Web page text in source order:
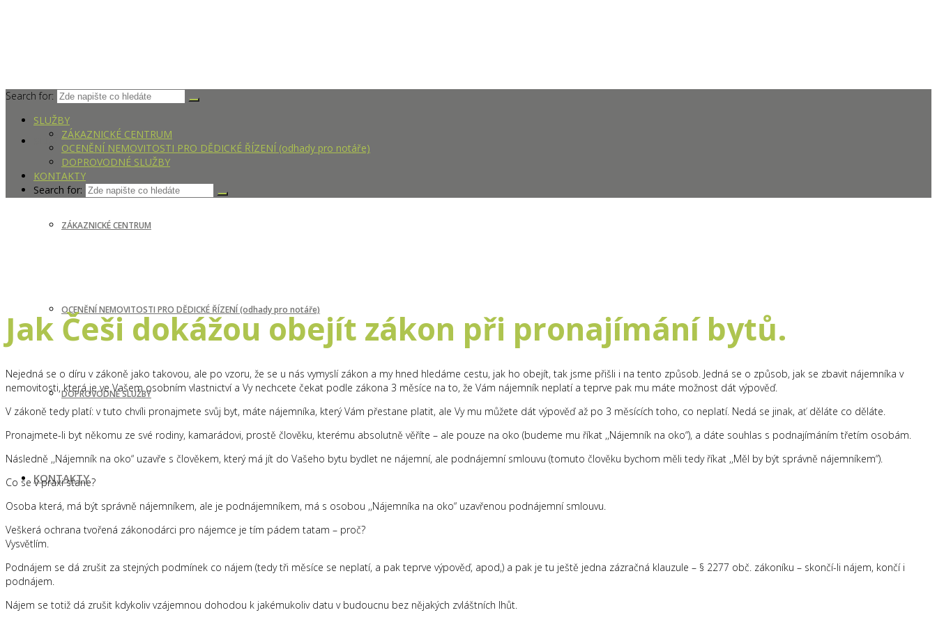
SLUŽBY
ZÁKAZNICKÉ CENTRUM
OCENĚNÍ NEMOVITOSTI PRO DĚDICKÉ ŘÍZENÍ (odhady pro notáře)
DOPROVODNÉ SLUŽBY
KONTAKTY
Search for:
SLUŽBY
ZÁKAZNICKÉ CENTRUM
OCENĚNÍ NEMOVITOSTI PRO DĚDICKÉ ŘÍZENÍ (odhady pro notáře)
DOPROVODNÉ SLUŽBY
KONTAKTY
Search for:
Jak Češi dokážou obejít zákon při pronajímání bytů.
Nejedná se o díru v zákoně jako takovou, ale po vzoru, že se u nás vymyslí zákon a my hned hledáme cestu, jak ho obejít, tak jsme přišli i na tento způsob. Jedná se o způsob, jak se zbavit nájemníka v
nemovitosti, která je ve Vašem osobním vlastnictví a Vy nechcete čekat podle zákona 3 měsíce na to, že Vám nájemník neplatí a teprve pak mu máte možnost dát výpověď.
V zákoně tedy platí: v tuto chvíli pronajmete svůj byt, máte nájemníka, který Vám přestane platit, ale Vy mu můžete dát výpověď až po 3 měsících toho, co neplatí. Nedá se jinak, ať děláte co děláte.
Pronajmete-li byt někomu ze své rodiny, kamarádovi, prostě člověku, kterému absolutně věříte – ale pouze na oko (budeme mu říkat ,,Nájemník na oko“), a dáte souhlas s podnajímáním třetím osobám.
Následně ,,Nájemník na oko“ uzavře s člověkem, který má jít do Vašeho bytu bydlet ne nájemní, ale podnájemní smlouvu (tomuto člověku bychom měli tedy říkat ,,Měl by být správně nájemníkem“).
Co se v praxi stane?
Osoba která, má být správně nájemníkem, ale je podnájemníkem, má s osobou ,,Nájemníka na oko“ uzavřenou podnájemní smlouvu.
Veškerá ochrana tvořená zákonodárci pro nájemce je tím pádem tatam – proč?
Vysvětlím.
Podnájem se dá zrušit za stejných podmínek co nájem (tedy tři měsíce se neplatí, a pak teprve výpověď, apod,) a pak je tu ještě jedna zázračná klauzule – § 2277 obč. zákoníku – skončí-li nájem, končí i
podnájem.
Nájem se totiž dá zrušit kdykoliv vzájemnou dohodou k jakémukoliv datu v budoucnu bez nějakých zvláštních lhůt.